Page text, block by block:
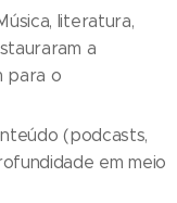
literatura,
a
para o
(podcasts,
em meio